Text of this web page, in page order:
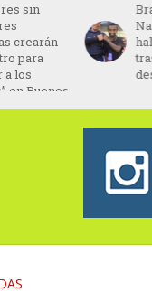
sin
crearán
para
a los
en Buenos